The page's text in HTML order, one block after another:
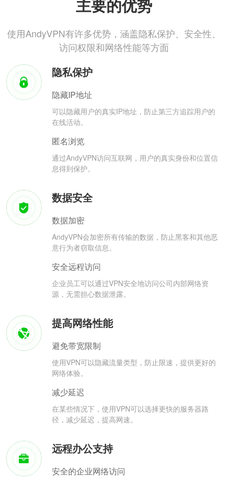
主要的优势
使用AndyVPN有许多优势，涵盖隐私保护、安全性、
访问权限和网络性能等方面
隐私保护
隐藏IP地址
可以隐藏用户的真实IP地址，防止第三方追踪用户的
在线活动。
匿名浏览
通过AndyVPN访问互联网，用户的真实身份和位置信
息得到保护。
数据安全
数据加密
AndyVPN会加密所有传输的数据，防止黑客和其他恶
意行为者窃取信息。
安全远程访问
企业员工可以通过VPN安全地访问公司内部网络资
源，无需担心数据泄露。
提高网络性能
避免带宽限制
使用VPN可以隐藏流量类型，防止限速，提供更好的
网络体验。
减少延迟
在某些情况下，使用VPN可以选择更快的服务器路
径，减少延迟，提高网速。
远程办公支持
安全的企业网络访问